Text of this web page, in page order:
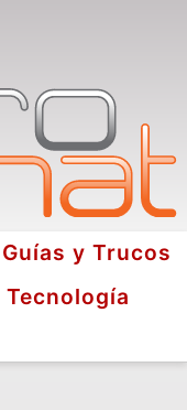
Guías y Trucos
Tecnología